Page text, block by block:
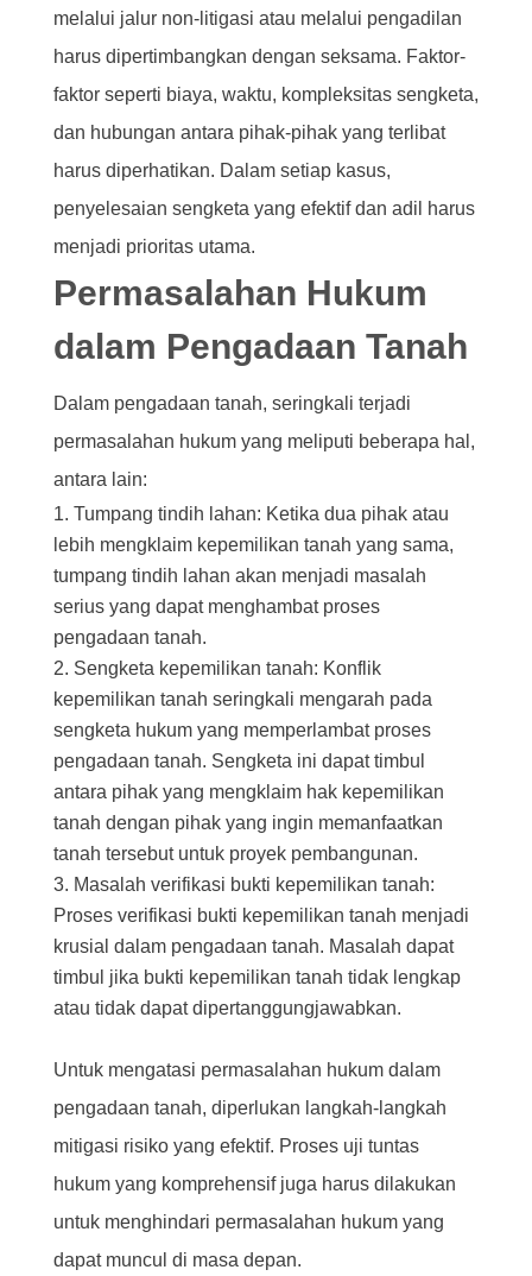
melalui jalur non-litigasi atau melalui pengadilan
harus dipertimbangkan dengan seksama. Faktor-
faktor seperti biaya, waktu, kompleksitas sengketa,
dan hubungan antara pihak-pihak yang terlibat
harus diperhatikan. Dalam setiap kasus,
penyelesaian sengketa yang efektif dan adil harus
menjadi prioritas utama.
Permasalahan Hukum
dalam Pengadaan Tanah
Dalam pengadaan tanah, seringkali terjadi
permasalahan hukum yang meliputi beberapa hal,
antara lain:
Tumpang tindih lahan: Ketika dua pihak atau
lebih mengklaim kepemilikan tanah yang sama,
tumpang tindih lahan akan menjadi masalah
serius yang dapat menghambat proses
pengadaan tanah.
Sengketa kepemilikan tanah: Konflik
kepemilikan tanah seringkali mengarah pada
sengketa hukum yang memperlambat proses
pengadaan tanah. Sengketa ini dapat timbul
antara pihak yang mengklaim hak kepemilikan
tanah dengan pihak yang ingin memanfaatkan
tanah tersebut untuk proyek pembangunan.
Masalah verifikasi bukti kepemilikan tanah:
Proses verifikasi bukti kepemilikan tanah menjadi
krusial dalam pengadaan tanah. Masalah dapat
timbul jika bukti kepemilikan tanah tidak lengkap
atau tidak dapat dipertanggungjawabkan.
Untuk mengatasi permasalahan hukum dalam
pengadaan tanah, diperlukan langkah-langkah
mitigasi risiko yang efektif. Proses uji tuntas
hukum yang komprehensif juga harus dilakukan
untuk menghindari permasalahan hukum yang
dapat muncul di masa depan.